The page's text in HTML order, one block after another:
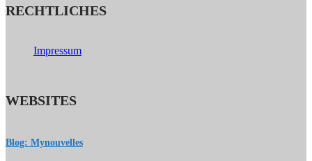
RECHTLICHES
Impressum
WEBSITES
Blog: Mynouvelles